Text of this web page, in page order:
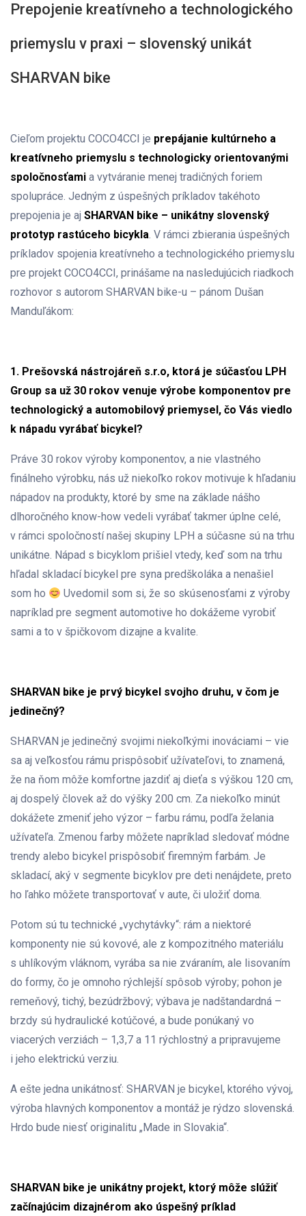
Prepojenie kreatívneho a technologického
priemyslu v praxi – slovenský unikát
SHARVAN bike
Cieľom projektu COCO4CCI je prepájanie kultúrneho a
kreatívneho priemyslu s technologicky orientovanými
spoločnosťami a vytváranie menej tradičných foriem
spolupráce. Jedným z úspešných príkladov takéhoto
prepojenia je aj SHARVAN bike – unikátny slovenský
prototyp rastúceho bicykla. V rámci zbierania úspešných
príkladov spojenia kreatívneho a technologického priemyslu
pre projekt COCO4CCI, prinášame na nasledujúcich riadkoch
rozhovor s autorom SHARVAN bike-u – pánom Dušan
Manduľákom:
1. Prešovská nástrojáreň s.r.o, ktorá je súčasťou LPH
Group sa už 30 rokov venuje výrobe komponentov pre
technologický a automobilový priemysel, čo Vás viedlo
k nápadu vyrábať bicykel?
Práve 30 rokov výroby komponentov, a nie vlastného
finálneho výrobku, nás už niekoľko rokov motivuje k hľadaniu
nápadov na produkty, ktoré by sme na základe nášho
dlhoročného know-how vedeli vyrábať takmer úplne celé,
v rámci spoločností našej skupiny LPH a súčasne sú na trhu
unikátne. Nápad s bicyklom prišiel vtedy, keď som na trhu
hľadal skladací bicykel pre syna predškoláka a nenašiel
som ho
Uvedomil som si, že so skúsenosťami z výroby
napríklad pre segment automotive ho dokážeme vyrobiť
sami a to v špičkovom dizajne a kvalite.
SHARVAN bike je prvý bicykel svojho druhu, v čom je
jedinečný?
SHARVAN je jedinečný svojimi niekoľkými inováciami – vie
sa aj veľkosťou rámu prispôsobiť užívateľovi, to znamená,
že na ňom môže komfortne jazdiť aj dieťa s výškou 120 cm,
aj dospelý človek až do výšky 200 cm. Za niekoľko minút
dokážete zmeniť jeho výzor – farbu rámu, podľa želania
užívateľa. Zmenou farby môžete napríklad sledovať módne
trendy alebo bicykel prispôsobiť firemným farbám. Je
skladací, aký v segmente bicyklov pre deti nenájdete, preto
ho ľahko môžete transportovať v aute, či uložiť doma.
Potom sú tu technické „vychytávky“: rám a niektoré
komponenty nie sú kovové, ale z kompozitného materiálu
s uhlíkovým vláknom, vyrába sa nie zváraním, ale lisovaním
do formy, čo je omnoho rýchlejší spôsob výroby; pohon je
remeňový, tichý, bezúdržbový; výbava je nadštandardná –
brzdy sú hydraulické kotúčové, a bude ponúkaný vo
viacerých verziách – 1,3,7 a 11 rýchlostný a pripravujeme
i jeho elektrickú verziu.
A ešte jedna unikátnosť: SHARVAN je bicykel, ktorého vývoj,
výroba hlavných komponentov a montáž je rýdzo slovenská.
Hrdo bude niesť originalitu „Made in Slovakia“.
SHARVAN bike je unikátny projekt, ktorý môže slúžiť
začínajúcim dizajnérom ako úspešný príklad